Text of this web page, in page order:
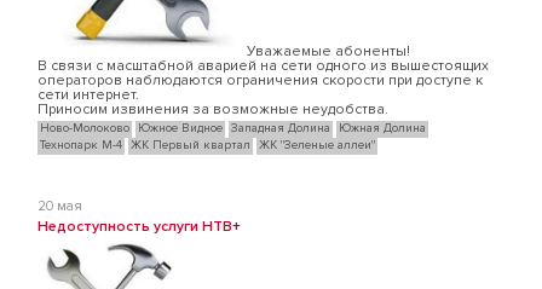
Уважаемые абоненты!
В связи с масштабной аварией на сети одного из вышестоящих
операторов наблюдаются ограничения скорости при доступе к
сети интернет.
Приносим извинения за возможные неудобства.
Ново-Молоково Южное Видное Западная Долина
Южная Долина
Технопарк М-4 ЖК Первый квартал ЖК "Зеленые аллеи"
20 мая
Недоступность услуги НТВ+